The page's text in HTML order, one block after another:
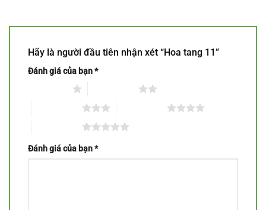
Hãy là người đầu tiên nhận xét “Hoa tang 11”
Đánh giá của bạn*
Đánh giá của bạn*